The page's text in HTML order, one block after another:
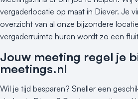
vergaderlocatie op maat in Diever. Je
overzicht van al onze bijzondere
vergaderruimte huren wordt zo een
Jouw meeting regel je
meetings.nl
Wil je tijd besparen? Sneller een